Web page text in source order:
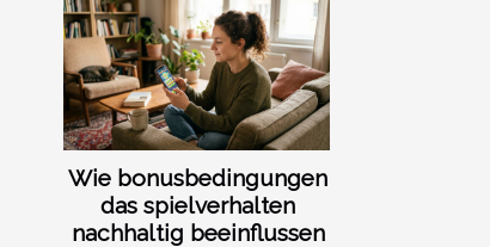
Wie bonusbedingungen
das spielverhalten
nachhaltig beeinflussen